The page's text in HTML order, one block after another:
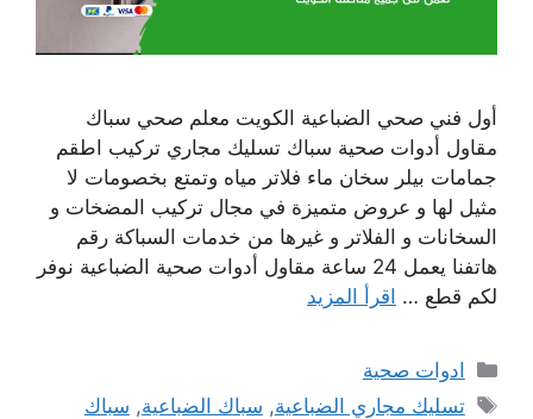
أول فني صحي الضباعية الكويت معلم صحي سباك
مقاول أدوات صحية سباك تسليك مجاري تركيب اطقم
جمامات بيلر سخان ماء فلاتر مياه وتمتع بخصومات لا
مثيل لها و عروض متميزة في مجال تركيب المضخات و
السخانات و الفلاتر و غيرها من خدمات السباكة رقم
هاتفنا يعمل 24 ساعة مقاول أدوات صحية الضباعية نوفر
لكم قطع … اقرأ المزيد
التصنيفات
ادوات صحية
الوسوم
تسليك مجاري الضباعية, سباك الضباعية, سباك